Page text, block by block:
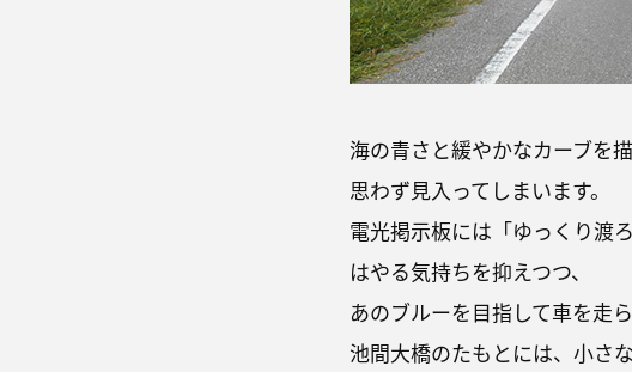
海の青さと緩やかなカーブを
思わず見入ってしまいます。
電光掲示板には「ゆっくり渡
はやる気持ちを抑えつつ、
あのブルーを目指して車を走ら
池間大橋のたもとには、小さ